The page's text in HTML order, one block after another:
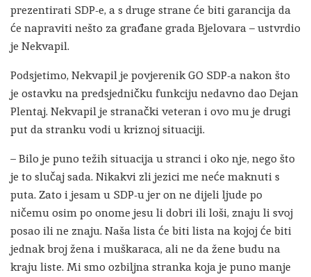
prezentirati SDP-e, a s druge strane će biti garancija da
će napraviti nešto za građane grada Bjelovara – ustvrdio
je Nekvapil.
Podsjetimo, Nekvapil je povjerenik GO SDP-a nakon što
je ostavku na predsjedničku funkciju nedavno dao Dejan
Plentaj. Nekvapil je stranački veteran i ovo mu je drugi
put da stranku vodi u kriznoj situaciji.
– Bilo je puno težih situacija u stranci i oko nje, nego što
je to slučaj sada. Nikakvi zli jezici me neće maknuti s
puta. Zato i jesam u SDP-u jer on ne dijeli ljude po
ničemu osim po onome jesu li dobri ili loši, znaju li svoj
posao ili ne znaju. Naša lista će biti lista na kojoj će biti
jednak broj žena i muškaraca, ali ne da žene budu na
kraju liste. Mi smo ozbiljna stranka koja je puno manje